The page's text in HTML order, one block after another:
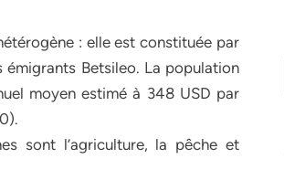
: elle est constituée par
émigrants Betsileo. La population
moyen estimé à 348 USD par
sont l’agriculture, la pêche et